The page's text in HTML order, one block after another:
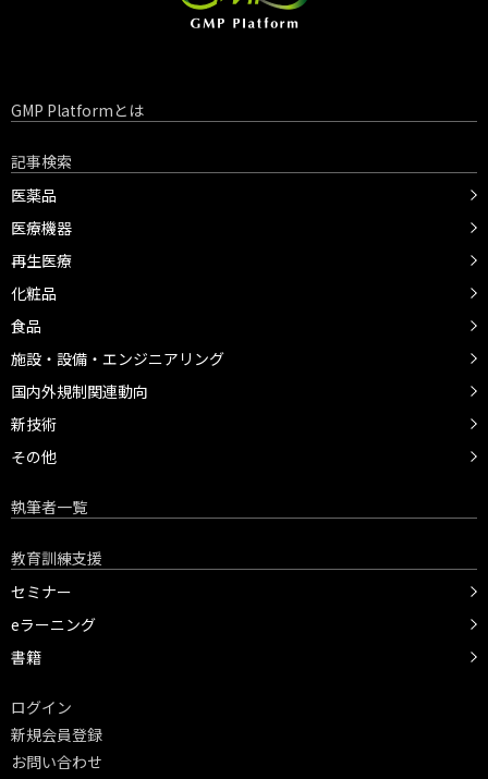
GMP Platformとは
記事検索
医薬品
医療機器
再生医療
化粧品
食品
施設・設備・エンジニアリング
国内外規制関連動向
新技術
その他
執筆者一覧
教育訓練支援
セミナー
eラーニング
書籍
ログイン
新規会員登録
お問い合わせ